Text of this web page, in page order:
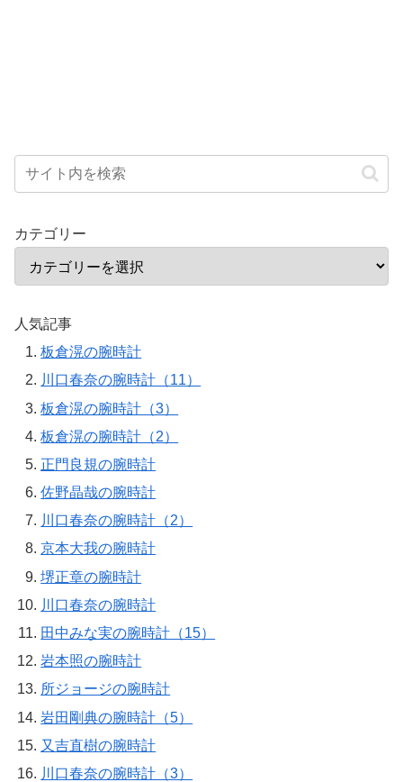
カテゴリー
人気記事
板倉滉の腕時計
川口春奈の腕時計（11）
板倉滉の腕時計（3）
板倉滉の腕時計（2）
正門良規の腕時計
佐野晶哉の腕時計
川口春奈の腕時計（2）
京本大我の腕時計
堺正章の腕時計
川口春奈の腕時計
田中みな実の腕時計（15）
岩本照の腕時計
所ジョージの腕時計
岩田剛典の腕時計（5）
又吉直樹の腕時計
川口春奈の腕時計（3）